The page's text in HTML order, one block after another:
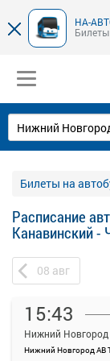
НА-
Билеты на
Расписание
Канавинский -
08 авг
15:43